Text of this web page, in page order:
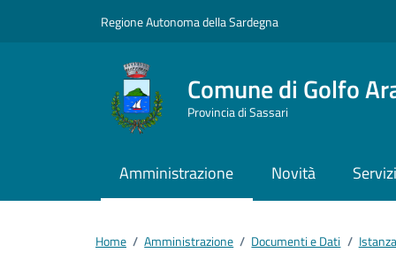
Regione Autonoma della Sardegna
Comune di Golfo
Provincia di Sassari
Amministrazione Novità Servizi
Home / Amministrazione / Documenti e Dati / Istanza